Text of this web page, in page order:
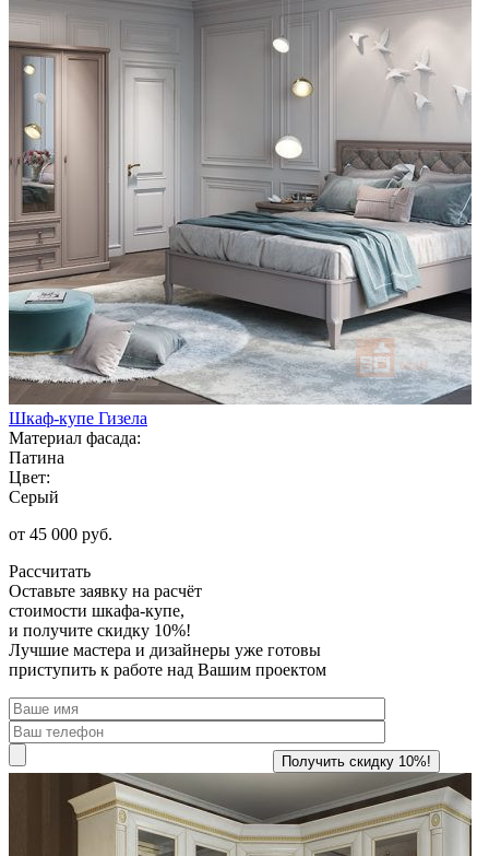
Шкаф-купе Гизела
Материал фасада:
Патина
Цвет:
Серый
от 45 000 руб.
Рассчитать
Оставьте заявку на расчёт
стоимости шкафа-купе,
и получите скидку 10%!
Лучшие мастера и дизайнеры уже готовы
приступить к работе над Вашим проектом